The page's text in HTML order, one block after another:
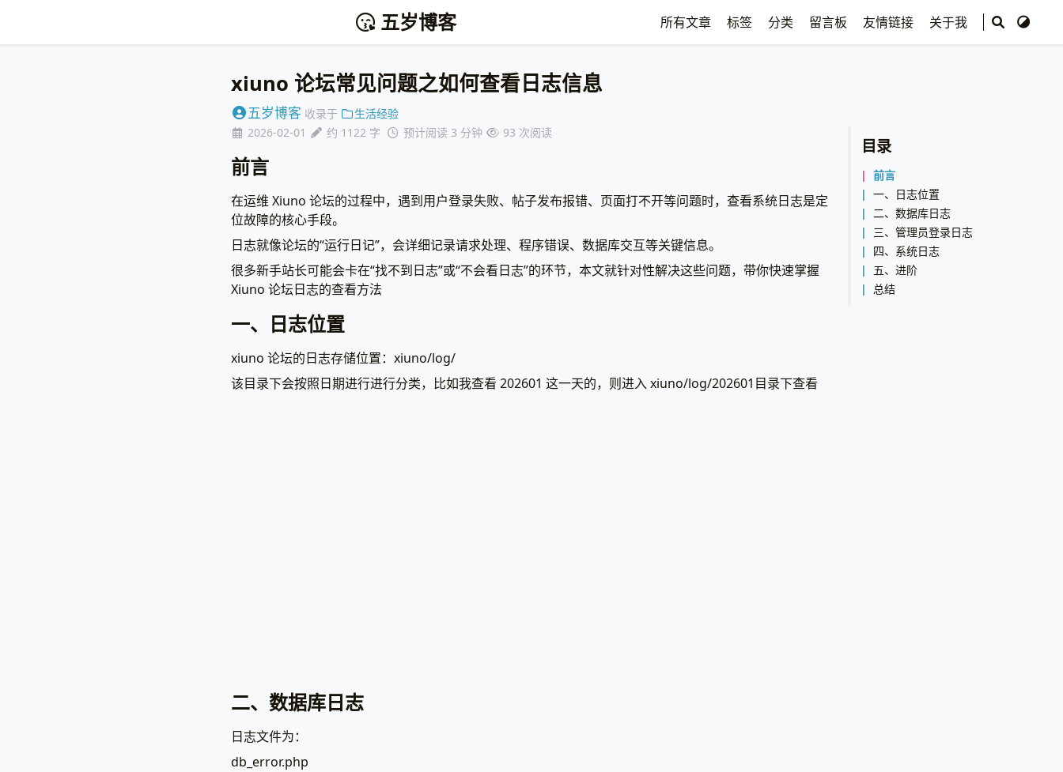
五岁博客 所有文章 标签 分类 留言板 友情链接 关于我
目录
前言
一、日志位置
二、数据库日志
三、管理员登录日志
四、系统日志
五、进阶
总结
xiuno 论坛常见问题之如何查看日志信息
五岁博客 收录于
生活经验
2026-02-01
约 1122 字 预计阅读 3 分钟 93 次阅读
前言
在运维 Xiuno 论坛的过程中，遇到用户登录失败、帖子发布报错、页面打不开等问题时，查看系统日志是定
位故障的核心手段。
日志就像论坛的“运行日记”，会详细记录请求处理、程序错误、数据库交互等关键信息。
很多新手站长可能会卡在“找不到日志”或“不会看日志”的环节，本文就针对性解决这些问题，带你快速掌握
Xiuno 论坛日志的查看方法
一、日志位置
xiuno 论坛的日志存储位置：xiuno/log/
该目录下会按照日期进行进行分类，比如我查看 202601 这一天的，则进入 xiuno/log/202601目录下查看
二、数据库日志
日志文件为：
db_error.php